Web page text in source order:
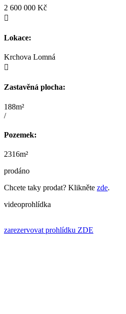
2 600 000 Kč

Lokace:
Krchova Lomná

Zastavěná plocha:
188m²
/
Pozemek:
2316m²
prodáno
Chcete taky prodat? Klikněte zde.
videoprohlídka
zarezervovat prohlídku ZDE